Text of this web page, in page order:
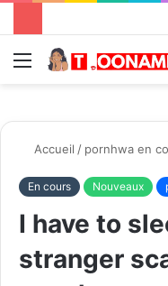
Menu
Accueil / pornhwa en
En cours Nouveaux
I have to
stranger